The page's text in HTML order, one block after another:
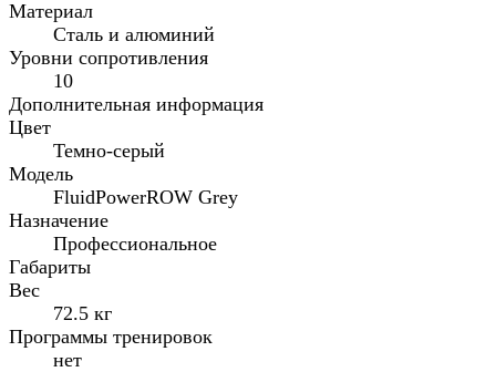
Материал
Сталь и алюминий
Уровни сопротивления
10
Дополнительная информация
Цвет
Темно-серый
Модель
FluidPowerROW Grey
Назначение
Профессиональное
Габариты
Вес
72.5 кг
Программы тренировок
нет